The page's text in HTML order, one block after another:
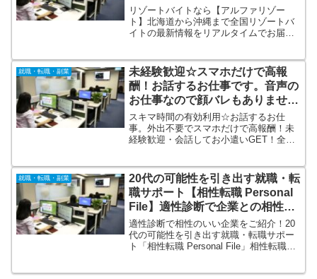
リゾートバイトなら【アルファリゾー
ト】北海道から沖縄まで全国リゾートバ
イトの最新情報をリアルタイムでお届
事」など 短期・長期の求人情報を500件
以上掲載。また仲居さんのお仕事なら初
心者でも時給1,100円は保証。
就職・転職・副業
未経験歓迎☆スマホだけで高報
酬！お話するお仕事です。音声の
お仕事なので顔バレもありませ
ん。
スキマ時間の有効利用☆お話するお仕
事。外出不要でスマホだけで高報酬！未
経験歓迎・会話してお小遣いGET！全国
声のお仕事なので顔バレもありません。
日払い／週払い／月払いをご用意してお
ります。最短で登録翌日からお振込OK。
就職・転職・副業
20代の可能性を引き出す就職・転
職サポート【相性転職 Personal
File】適性診断で企業との相性ま
るわかり！
適性診断で相性のいい企業をご紹介！20
代の可能性を引き出す就職・転職サポー
ト「相性転職 Personal File」相性転職と